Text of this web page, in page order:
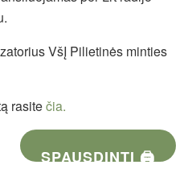
VšĮ Pilietinės minties
rasitečia.
SPAUSDINTI 🖨